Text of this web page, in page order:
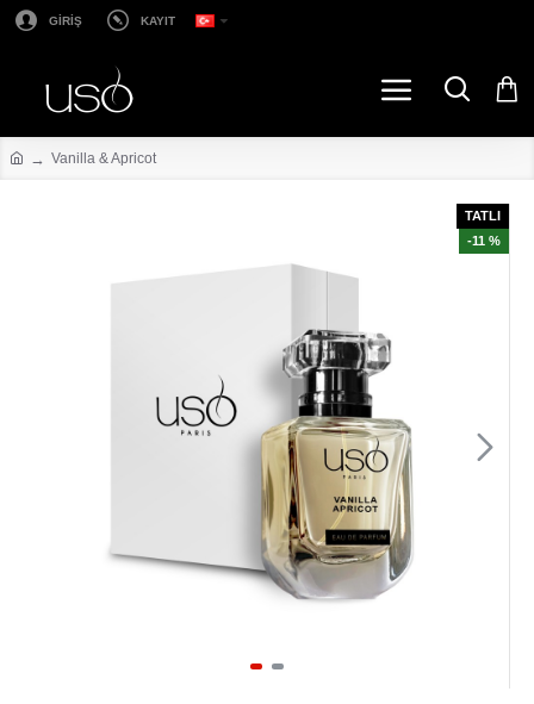
GİRİŞ KAYIT
Vanilla & Apricot
TATLI
-11 %